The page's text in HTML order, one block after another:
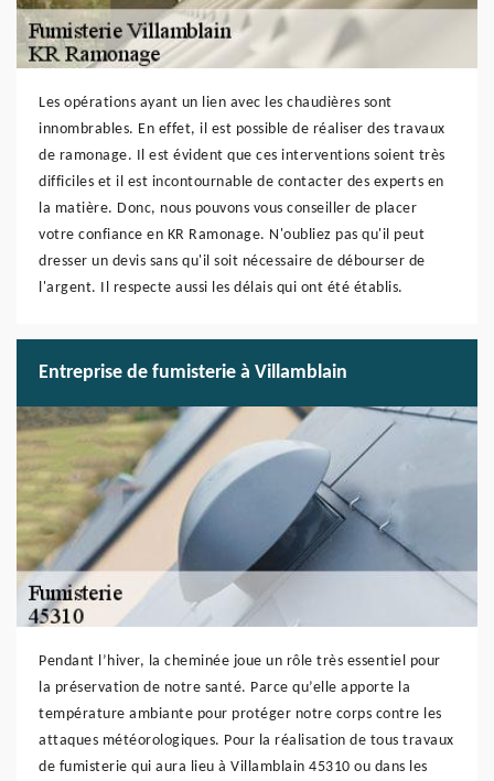
Les opérations ayant un lien avec les chaudières sont
innombrables. En effet, il est possible de réaliser des travaux
de ramonage. Il est évident que ces interventions soient très
difficiles et il est incontournable de contacter des experts en
la matière. Donc, nous pouvons vous conseiller de placer
votre confiance en KR Ramonage. N'oubliez pas qu'il peut
dresser un devis sans qu'il soit nécessaire de débourser de
l'argent. Il respecte aussi les délais qui ont été établis.
Entreprise de fumisterie à Villamblain
Pendant l’hiver, la cheminée joue un rôle très essentiel pour
la préservation de notre santé. Parce qu’elle apporte la
température ambiante pour protéger notre corps contre les
attaques météorologiques. Pour la réalisation de tous travaux
de fumisterie qui aura lieu à Villamblain 45310 ou dans les